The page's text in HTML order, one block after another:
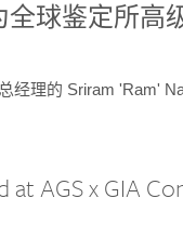
全球鉴定所
经理的 Sriram 'Ram'
at AGS x GIA